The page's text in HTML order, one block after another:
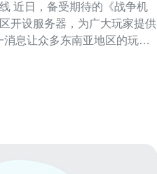
机
开设服务器，为广大玩家提供
息让众多东南亚地区的玩家